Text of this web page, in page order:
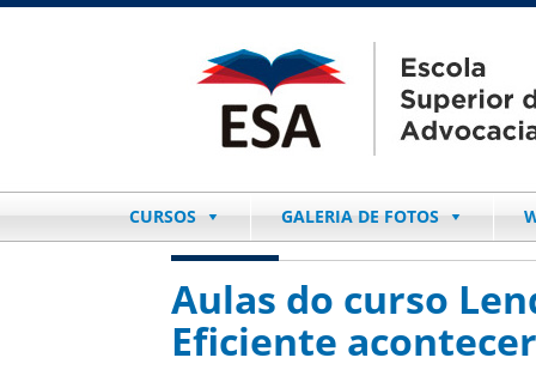
CURSOS GALERIA DE FOTOS
Aulas do curso
Eficiente